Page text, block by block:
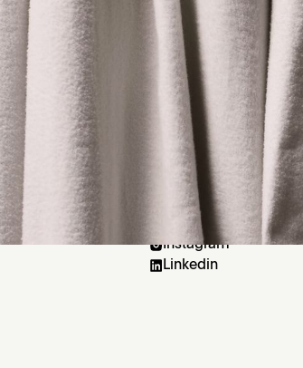
(Social media)
Facebook
Instagram
Linkedin